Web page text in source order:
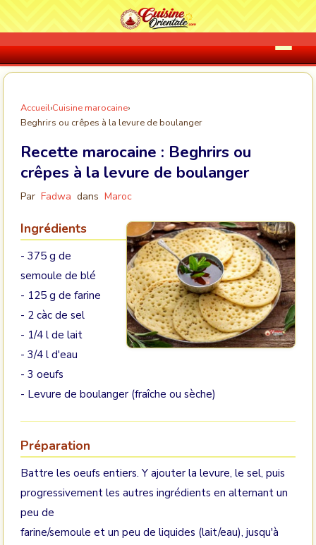
Accueil›Cuisine marocaine›
Beghrirs ou crêpes à la levure de boulanger
Recette marocaine : Beghrirs ou
crêpes à la levure de boulanger
Par Fadwa dans Maroc
Ingrédients
- 375 g de
semoule de blé
- 125 g de farine
- 2 càc de sel
- 1/4 l de lait
- 3/4 l d'eau
- 3 oeufs
- Levure de boulanger (fraîche ou sèche)
Préparation
Battre les oeufs entiers. Y ajouter la levure, le sel, puis
progressivement les autres ingrédients en alternant un
peu de
farine/semoule et un peu de liquides (lait/eau), jusqu'à